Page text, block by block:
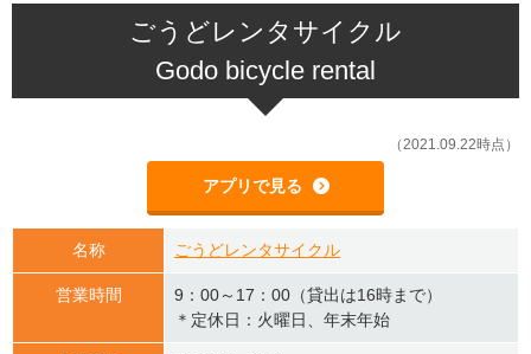
ごうどレンタサイクル
Godo bicycle rental
（2021.09.22時点）
アプリで見る
名称 ごうどレンタサイクル
営業時間
9：00～17：00（貸出は16時まで）
＊定休日：火曜日、年末年始